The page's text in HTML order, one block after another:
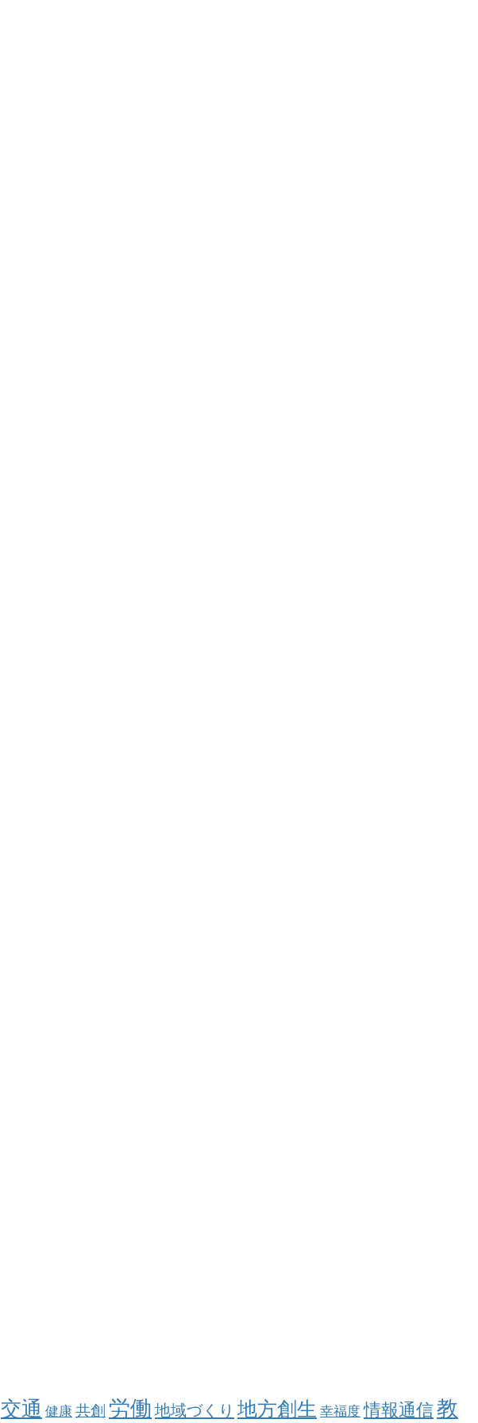
交通 健康 共創 労働 地域づくり 地方創生 幸福度 情報通信教